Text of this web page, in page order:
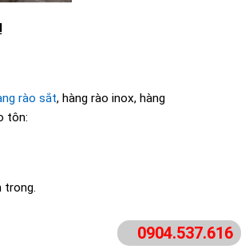
rào sắt, hàng rào inox, hàng
tôn:
trong.
0904.537.616